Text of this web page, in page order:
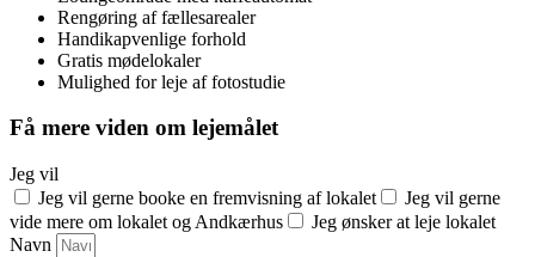
Rengøring af fællesarealer
Handikapvenlige forhold
Gratis mødelokaler
Mulighed for leje af fotostudie
Få mere viden om lejemålet
Jeg vil
Jeg vil gerne booke en fremvisning af lokalet
Jeg vil gerne
vide mere om lokalet og Andkærhus
Jeg ønsker at leje lokalet
Navn